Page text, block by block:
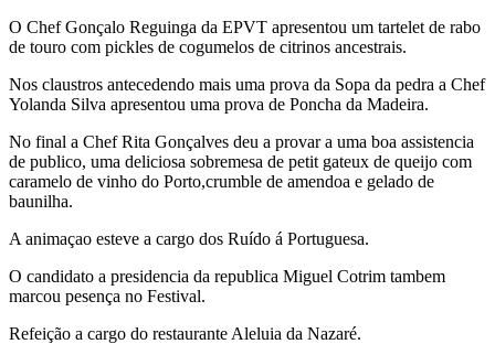
O Chef Gonçalo Reguinga da EPVT apresentou um tartelet de rabo
de touro com pickles de cogumelos de citrinos ancestrais.
Nos claustros antecedendo mais uma prova da Sopa da pedra a Chef
Yolanda Silva apresentou uma prova de Poncha da Madeira.
No final a Chef Rita Gonçalves deu a provar a uma boa assistencia
de publico, uma deliciosa sobremesa de petit gateux de queijo com
caramelo de vinho do Porto,crumble de amendoa e gelado de
baunilha.
A animaçao esteve a cargo dos Ruído á Portuguesa.
O candidato a presidencia da republica Miguel Cotrim tambem
marcou pesença no Festival.
Refeição a cargo do restaurante Aleluia da Nazaré.